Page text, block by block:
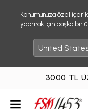
Konumunuza özel
yapmak için başka bir
3000 TL